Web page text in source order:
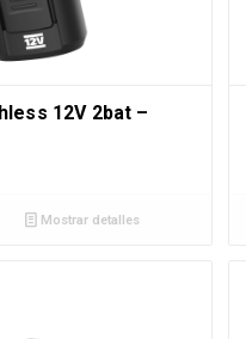
12V 2bat –
Mostrar detalles